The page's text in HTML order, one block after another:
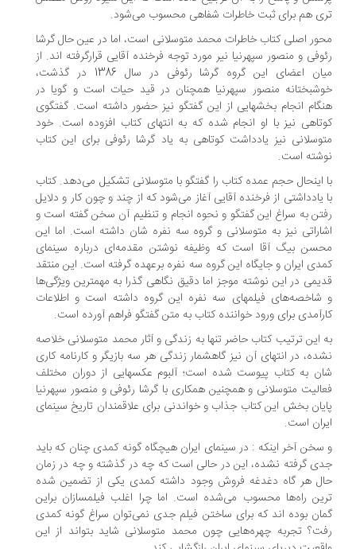
هم برای ثبت خاطرات شفاهی محسوب می‌شود.
اصلی کتاب خاطرات محمد متوسلانی است، اما در عین حال گرشا
و منصور سپهرنیا نیر مورد توجه فرخنده آقایی قرارگرفته اند. از
میان اعضای این گروه گرشا رئوفی در سال 1386 در گذشت،
منصور سپهرنیا همچنان در قید حیات است و گویا در
انجام بخشهایی از این گفتگو نیز حضور داشته است. گفتگوی
نیز با او انجام شده که به انتهای کتاب افزوده است. خود
نیز یادداشت کوتاهی به یاد گرشا رئوفی برای این کتاب
است.
اینحال حجم عمده کتاب را گفتگو با متوسلانی تشکیل می‌دهد. کتاب
یادداشتی از فرخنده آقایی آغاز می‌شود که از چند و چون کار و دلایل
به سراغ این گفتگو و نحوه انجام و تنظیم آن سخن گفته است و
نیز به متوسلانی و گروه سه نفره شان داشته است. اما این
بیگ آقا است که وظیفه نوشتن مقدمه‌ای درباره سینمای
ایران و جایگاه این گروه سه نفره برعهده گرفته است. این منتقد
در این نوشته موجز اما دقیق نگاهی گذرا به مهمترین ویژگی‌ها
فیلمهای سه نفره این گروه داشته است و اطلاعات
برای ورود خواننده کتاب به متن گفتگو فراهم آورده است.
این ترتیب کتاب حاضر تنها به زندگی و آثار محمد متوسلانی خلاصه
در انتهای آن نیز گاهشمار زندگی هر سه بازیگر و کارنامه کاری
به کتاب پیوست شده است؛ آلبوم عکسهایی از دوران مختلف
متوسلانی و همچنین همکاری با گرشا رئوفی و منصور سپهرنیا
بخش این کتاب جذاب و خواندنی برای علاقمندان تاریخ سینمای
است.
آخر اینکه : در سینمای ایران هیچگاه گونه کمدی چنان که باید
گرفته نشده، این در حالی است که چه در گذشته و چه در زمان
هر گاه دغدغه فروش وجود داشته کمدی یکی از تضمین شده
راه‌ها محسوب می‌شده است. اما چرا اغلب فیلمسازان براین
بوده اند که برای ساختن فیلم جدی نمی‌توان سراغ گونه کمدی
تجربه چهره‌هایی چون محمد متوسلانی شاید بتواند از این